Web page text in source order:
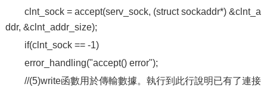
clnt_sock = accept(serv_sock, (struct sockaddr*) &clnt_a
ddr, &clnt_addr_size);
if(clnt_sock == -1)
error_handling("accept() error");
//(5)write函數用於傳輸數據。執行到此行說明已有了連接